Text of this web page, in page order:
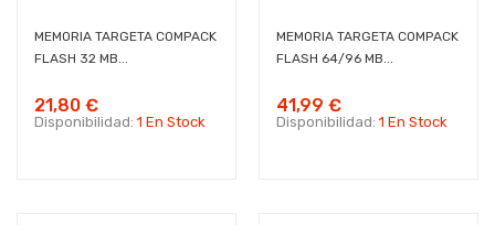
MEMORIA TARGETA COMPACK
FLASH 32 MB...
21,80 €
Disponibilidad: 1 En Stock
MEMORIA TARGETA COMPACK
FLASH 64/96 MB...
41,99 €
Disponibilidad: 1 En Stock